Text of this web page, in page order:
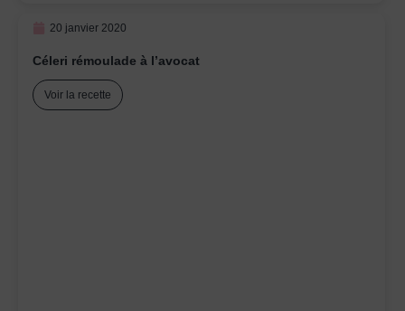
20 janvier 2020
Céleri rémoulade à l’avocat
Voir la recette